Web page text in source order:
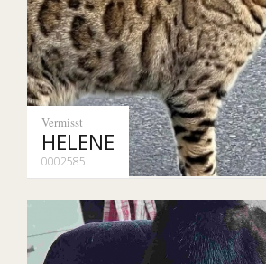
Vermisst
HELENE
0002585